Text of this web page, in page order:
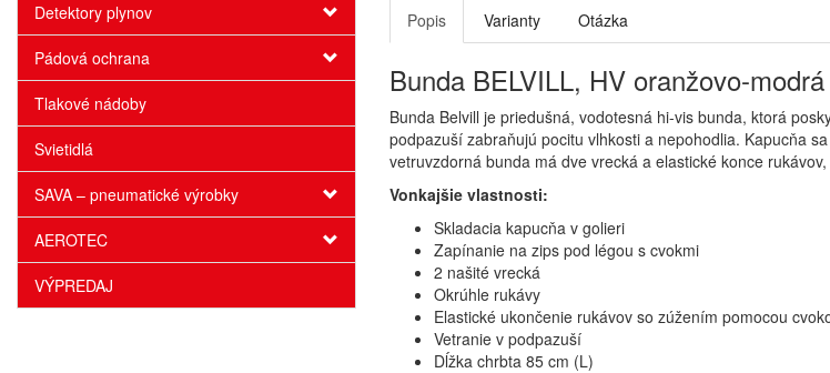
Detektory plynov
Pádová ochrana
Tlakové nádoby
Svietidlá
SAVA – pneumatické výrobky
AEROTEC
VÝPREDAJ
Popis Varianty Otázka
Bunda BELVILL, HV oranžovo-
Bunda Belvill je priedušná, vodotesná hi-vis bunda, ktorá
podpazuší zabraňujú pocitu vlhkosti a nepohodlia. Kapucňa
vetruvzdorná bunda má dve vrecká a elastické konce
Vonkajšie vlastnosti:
Skladacia kapucňa v golieri
Zapínanie na zips pod légou s cvokmi
2 našité vrecká
Okrúhle rukávy
Elastické ukončenie rukávov so zúžením pomocou
Vetranie v podpazuší
Dĺžka chrbta 85 cm (L)